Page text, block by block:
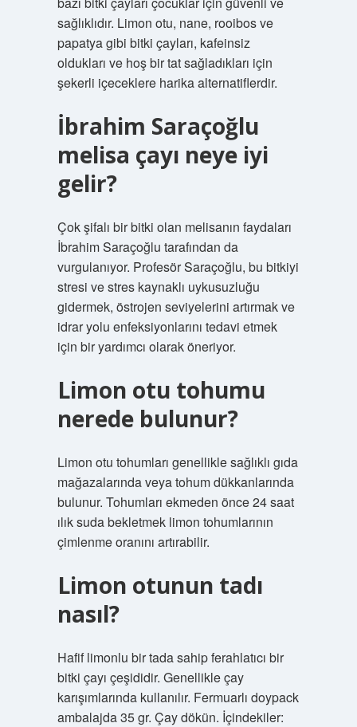
sağlıklıdır. Limon otu, nane, rooibos ve
papatya gibi bitki çayları, kafeinsiz
oldukları ve hoş bir tat sağladıkları için
şekerli içeceklere harika alternatiflerdir.
İbrahim Saraçoğlu
melisa çayı neye iyi
gelir?
Çok şifalı bir bitki olan melisanın faydaları
İbrahim Saraçoğlu tarafından da
vurgulanıyor. Profesör Saraçoğlu, bu bitkiyi
stresi ve stres kaynaklı uykusuzluğu
gidermek, östrojen seviyelerini artırmak ve
idrar yolu enfeksiyonlarını tedavi etmek
için bir yardımcı olarak öneriyor.
Limon otu tohumu
nerede bulunur?
Limon otu tohumları genellikle sağlıklı gıda
mağazalarında veya tohum dükkanlarında
bulunur. Tohumları ekmeden önce 24 saat
ılık suda bekletmek limon tohumlarının
çimlenme oranını artırabilir.
Limon otunun tadı
nasıl?
Hafif limonlu bir tada sahip ferahlatıcı bir
bitki çayı çeşididir. Genellikle çay
karışımlarında kullanılır. Fermuarlı doypack
ambalajda 35 gr. Çay dökün. İçindekiler: